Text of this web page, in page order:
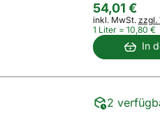
54,01 €
Steuerhinweis:
inkl. MwSt. zzgl.
1 Liter = 10,80 €
In
2